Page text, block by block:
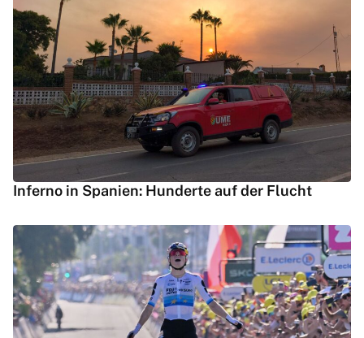
Inferno in Spanien: Hunderte auf der Flucht